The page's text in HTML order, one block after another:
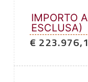
IMPORTO
ESCLUSA)
€ 223.976,1